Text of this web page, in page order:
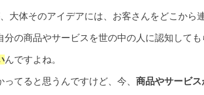
大体そのアイデアには、お客さんをどこから
分の商品やサービスを世の中の人に認知して
んですよね。
てると思うんですけど、今、 商品やサービ